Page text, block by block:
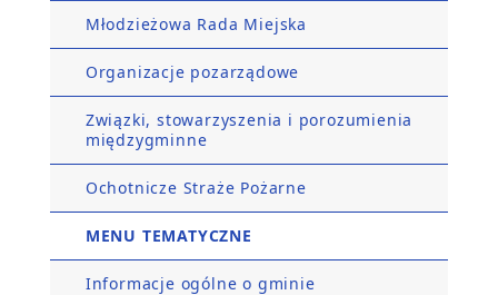
Młodzieżowa Rada Miejska
Organizacje pozarządowe
Związki, stowarzyszenia i porozumienia
międzygminne
Ochotnicze Straże Pożarne
MENU TEMATYCZNE
Informacje ogólne o gminie